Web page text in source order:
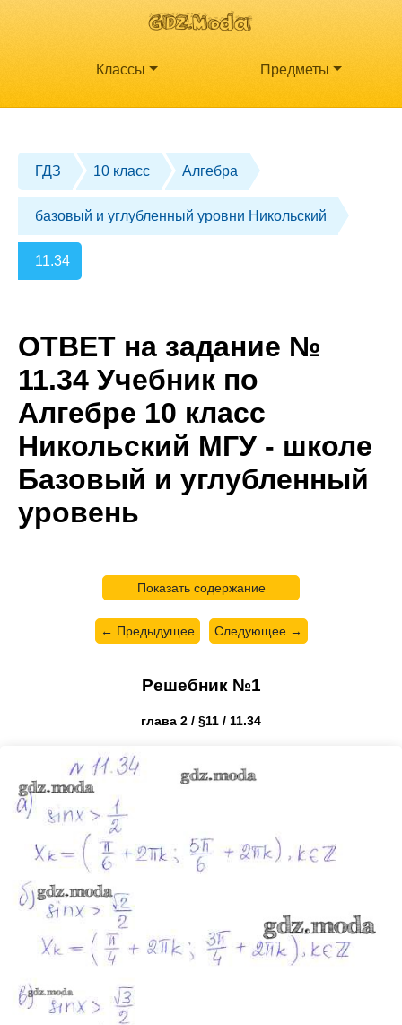
Классы Предметы
ГДЗ 10 класс Алгебра
базовый и углубленный уровни Никольский
11.34
ОТВЕТ на задание №
11.34 Учебник по
Алгебре 10 класс
Никольский МГУ - школе
Базовый и углубленный
уровень
Показать содержание
← Предыдущее Следующее →
Решебник №1
глава 2 / §11 / 11.34